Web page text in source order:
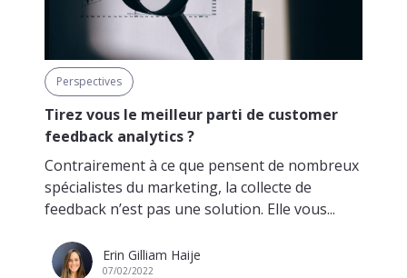
Perspectives
Tirez vous le meilleur parti de customer
feedback analytics ?
Contrairement à ce que pensent de nombreux
spécialistes du marketing, la collecte de
feedback n’est pas une solution. Elle vous...
Erin Gilliam Haije
07/02/2022